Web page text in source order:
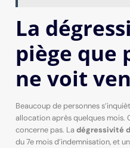
La
piège que
ne voit
Beaucoup de personnes
allocation après quelques mois.
concerne pas. Ladégressivité
du 7e mois d’indemnisation, et